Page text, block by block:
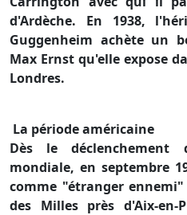
d'Ardèche. En 1938,
Guggenheim achète un
Max Ernst qu'elle expose
Londres.
La période américaine
Dès le déclenchement
mondiale, en septembre
comme "étranger
des Milles près d'Aix-en-